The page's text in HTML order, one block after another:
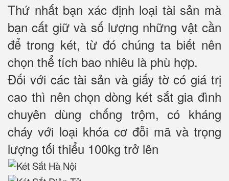
Thứ nhất bạn xác định loại tài sản mà
bạn cất giữ và số lượng những vật cần
để trong két, từ đó chúng ta biết nên
chọn thể tích bao nhiêu là phù hợp.
Đối với các tài sản và giấy tờ có giá trị
cao thì nên chọn dòng két sắt gia đình
chuyên dùng chống trộm, có kháng
cháy với loại khóa cơ đỗi mã và trọng
lượng tối thiểu 100kg trở lên